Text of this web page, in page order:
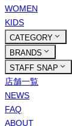
WOMEN
KIDS
CATEGORY
BRANDS
STAFF SNAP
店舗一覧
NEWS
FAQ
ABOUT